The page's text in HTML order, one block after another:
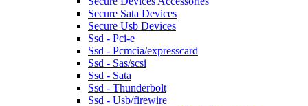
Secure Sata Devices
Secure Usb Devices
Ssd - Pci-e
Ssd - Pcmcia/expresscard
Ssd - Sas/scsi
Ssd - Sata
Ssd - Thunderbolt
Ssd - Usb/firewire